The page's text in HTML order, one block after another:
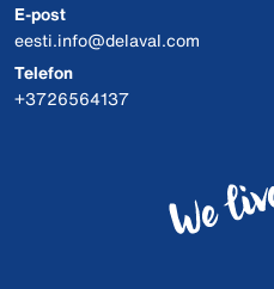
E-post
eesti.info@delaval.com
Telefon
+3726564137